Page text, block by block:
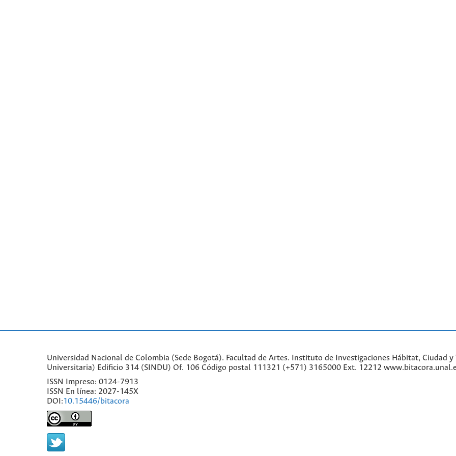
Universidad Nacional de Colombia (Sede Bogotá). Facultad de Artes. Instituto de Investigaciones Hábitat, Ciudad
Universitaria) Edificio 314 (SINDU) Of. 106 Código postal 111321 (+571) 3165000 Ext. 12212
ISSN Impreso: 0124-7913
ISSN En línea: 2027-145X
DOI:10.15446/bitacora